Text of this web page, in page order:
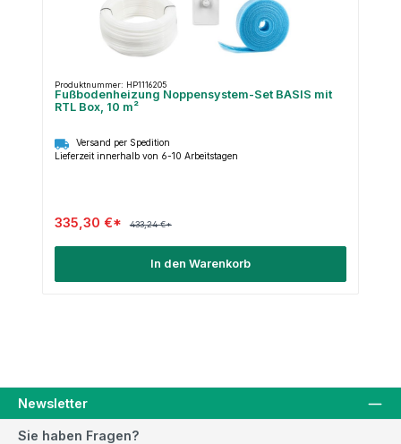
Produktnummer: HP1116205
Fußbodenheizung Noppensystem-Set BASIS mit
RTL Box, 10 m²
Versand per Spedition
Lieferzeit innerhalb von 6-10 Arbeitstagen
335,30 €* 433,24 €*
In den Warenkorb
Newsletter
Sie haben Fragen?